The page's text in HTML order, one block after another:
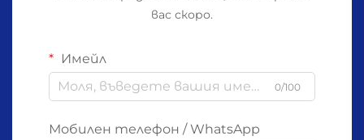
вас скоро.
Имейл
0/100
Мобилен телефон / WhatsApp